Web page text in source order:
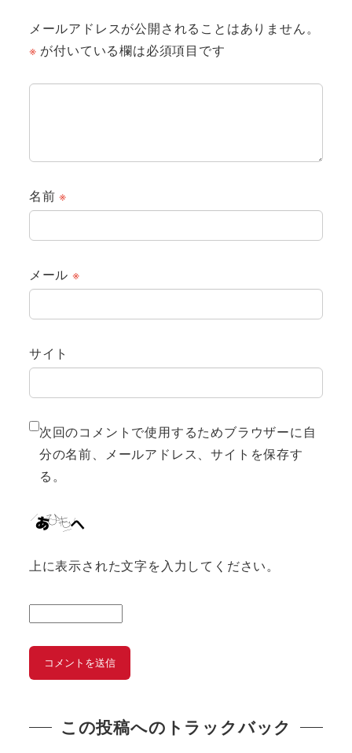
メールアドレスが公開されることはありません。
※ が付いている欄は必須項目です
名前※
メール ※
サイト
次回のコメントで使用するためブラウザーに自
分の名前、メールアドレス、サイトを保存す
る。
上に表示された文字を入力してください。
この投稿へのトラックバック